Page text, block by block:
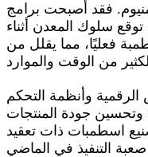
فقد أصبحت برامج
توقع سلوك المعدن أثناء
فعليًا، مما يقلل من
وأنظمة التحكم
جودة المنتجات
اسطمبات ذات تعقيد